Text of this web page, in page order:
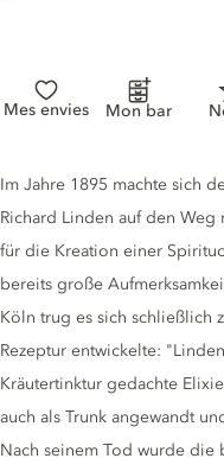
Mes envies Mon bar
Gin description
Im Jahre 1895 machte sich
Richard Linden auf den Weg
für die Kreation einer
bereits große
Köln trug es sich schließlich
Rezeptur entwickelte:
Kräutertinktur gedachte
auch als Trunk angewandt
Nach seinem Tod wurde die